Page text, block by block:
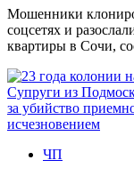
Мошенники
соцсетях и
квартиры в Сочи,
Супруги из
за убийство
исчезновением
ЧП